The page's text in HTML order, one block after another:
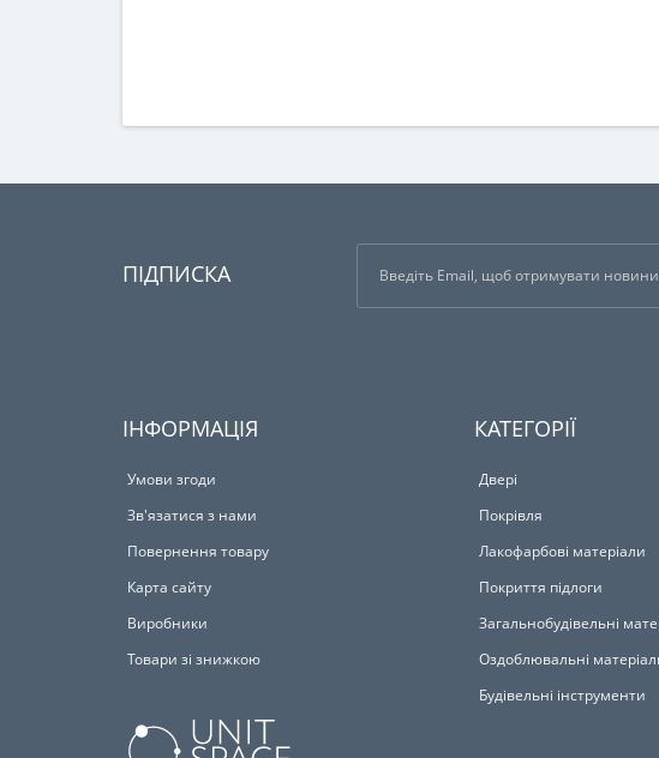
ПІДПИСКА
ІНФОРМАЦІЯ
Умови згоди
Зв'язатися з нами
Повернення товару
Карта сайту
Виробники
Товари зі знижкою
КАТЕГОРІЇ
Двері
Покрівля
Лакофарбові матеріали
Покриття підлоги
Загальнобудівельні
Оздоблювальні
Будівельні інструменти